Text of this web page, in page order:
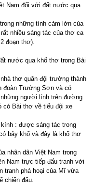
Nam đối với đất nước qua
những tình cảm lớn của
nhiều sáng tác của thơ ca
đoạn thơ).
nước qua khổ thơ trong Bài
thơ quân đội trưởng thành
đoàn Trường Sơn và có
người lính trên đường
có Bài thơ về tiểu đội xe
: được sáng tác trong
bảy khổ và đây là khổ thơ
nhân dân Việt Nam trong
Nam trực tiếp đấu tranh với
tranh phá hoại của Mĩ vừa
chiến đấu.